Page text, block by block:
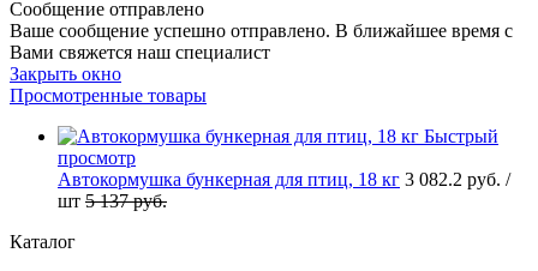
Сообщение отправлено
Ваше сообщение успешно отправлено. В ближайшее время с
Вами свяжется наш специалист
Закрыть окно
Просмотренные товары
Быстрый
просмотр
Автокормушка бункерная для птиц, 18 кг 3 082.2 руб. /
шт 5 137руб.
Каталог